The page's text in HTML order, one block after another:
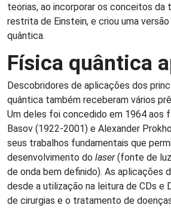
teorias, ao incorporar os conceitos da
restrita de Einstein, e criou uma
quântica.
Física quântica
Descobridores de aplicações dos
quântica também receberam vários
Um deles foi concedido em 1964 aos
Basov (1922-2001) e Alexander
seus trabalhos fundamentais que
desenvolvimento do laser(fonte de
de onda bem definido). As aplicações
desde a utilização na leitura de CDs e
de cirurgias e o tratamento de